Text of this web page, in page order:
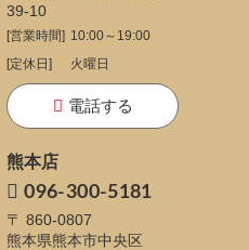
39-10
[営業時間] 10:00～19:00
[定休日]
火曜日
電話する
熊本店
096-300-5181
〒 860-0807
熊本県熊本市中央区